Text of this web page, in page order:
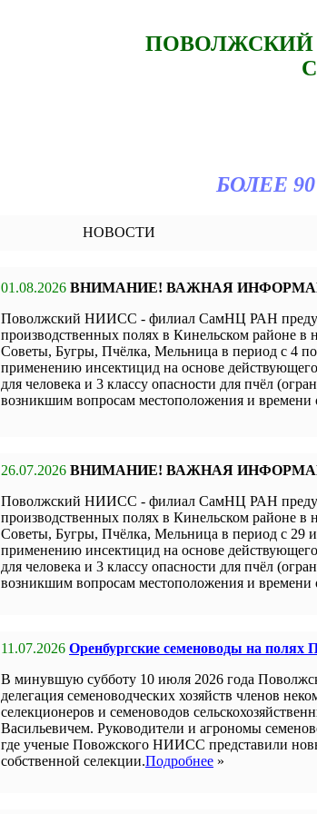
ПОВОЛЖСКИЙ
БОЛЕЕ
НОВОСТИ
01.08.2026 ВНИМАНИЕ! ВАЖНАЯ
Поволжский НИИСС - филиал СамНЦ РАН
производственных полях в Кинельском районе
Советы, Бугры, Пчёлка, Мельница в период с 4
применению инсектицид на основе
для человека и 3 классу опасности для пчёл
возникшим вопросам местоположения и времени
26.07.2026 ВНИМАНИЕ! ВАЖНАЯ
Поволжский НИИСС - филиал СамНЦ РАН
производственных полях в Кинельском районе
Советы, Бугры, Пчёлка, Мельница в период с 29
применению инсектицид на основе
для человека и 3 классу опасности для пчёл
возникшим вопросам местоположения и времени
11.07.2026 Оренбургские семеноводы на
В минувшую субботу 10 июля 2026 года
делегация семеноводческих хозяйств членов
селекционеров и семеноводов
Васильевичем. Руководители и агрономы
где ученые Повожского НИИСС представили
собственной селекции.Подробнее »